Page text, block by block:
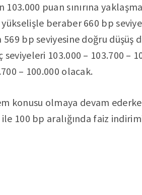
puan sınırına
beraber 660 bp
569 bp seviyesine doğru
103.000 – 103.700 –
– 100.000 olacak.
konusu olmaya devam
100 bp aralığında faiz